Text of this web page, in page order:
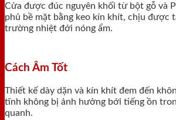
Cửa được đúc nguyên khối từ bột gỗ và
phủ bề mặt bằng keo kín khít, chịu được
trường nhiệt đới nóng ẩm.
Cách Âm Tốt
Thiết kế dày dặn và kín khít đem đến
tĩnh không bị ảnh hưởng bới tiếng ồn
quanh.